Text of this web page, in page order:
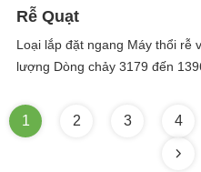
Rễ Quạt
Loại lắp đặt ngang Máy thổi rễ
lượng Dòng chảy 3179 đến
1 2 3 4